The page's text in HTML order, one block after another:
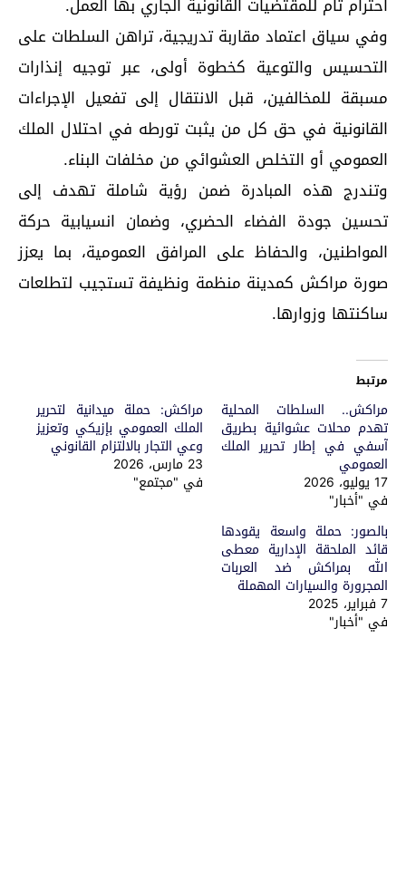
وفي سياق اعتماد مقاربة تدريجية، تراهن السلطات على
التحسيس والتوعية كخطوة أولى، عبر توجيه إنذارات
مسبقة للمخالفين، قبل الانتقال إلى تفعيل الإجراءات
القانونية في حق كل من يثبت تورطه في احتلال الملك
العمومي أو التخلص العشوائي من مخلفات البناء.
وتندرج هذه المبادرة ضمن رؤية شاملة تهدف إلى
تحسين جودة الفضاء الحضري، وضمان انسيابية حركة
المواطنين، والحفاظ على المرافق العمومية، بما يعزز
صورة مراكش كمدينة منظمة ونظيفة تستجيب لتطلعات
ساكنتها وزوارها.
مرتبط
مراكش.. السلطات المحلية
تهدم محلات عشوائية بطريق
آسفي في إطار تحرير الملك
العمومي
17 يوليو، 2026
في "أخبار"
مراكش: حملة ميدانية لتحرير
الملك العمومي بإزيكي وتعزيز
وعي التجار بالالتزام القانوني
23 مارس، 2026
في "مجتمع"
بالصور: حملة واسعة يقودها
قائد الملحقة الإدارية معطى
الله بمراكش ضد العربات
المجرورة والسيارات المهملة
7 فبراير، 2025
في "أخبار"